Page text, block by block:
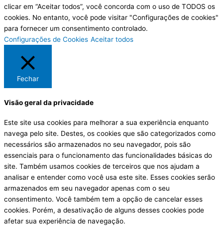
clicar em “Aceitar todos”, você concorda com o uso de TODOS os
cookies. No entanto, você pode visitar "Configurações de cookies"
para fornecer um consentimento controlado.
Configurações de Cookies Aceitar todos
Fechar
Visão geral da privacidade
Este site usa cookies para melhorar a sua experiência enquanto
navega pelo site. Destes, os cookies que são categorizados como
necessários são armazenados no seu navegador, pois são
essenciais para o funcionamento das funcionalidades básicas do
site. Também usamos cookies de terceiros que nos ajudam a
analisar e entender como você usa este site. Esses cookies serão
armazenados em seu navegador apenas com o seu
consentimento. Você também tem a opção de cancelar esses
cookies. Porém, a desativação de alguns desses cookies pode
afetar sua experiência de navegação.